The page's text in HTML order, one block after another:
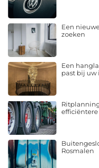
Een
zoeken
Een
past bij
Rosmalen